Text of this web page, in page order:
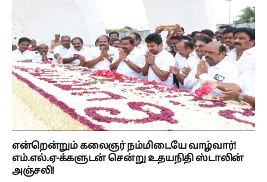
என்றென்றும் கலைஞர் நம்மிடையே வாழ்வார்!
எம்.எல்.ஏ-க்களுடன் சென்று உதயநிதி ஸ்டாலின்
அஞ்சலி!